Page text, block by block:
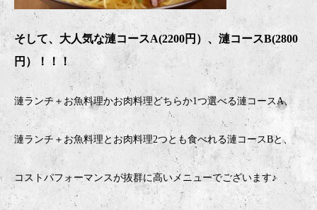
そして、大人気な漣コースA(2200円）、漣コースB(2800
円）！！！
漣ランチ＋お魚料理かお肉料理どちらか1つ選べる漣コースA、
漣ランチ＋お魚料理とお肉料理2つとも食べれる漣コースBと、
コストパフォーマンスが抜群に高いメニューでございます♪